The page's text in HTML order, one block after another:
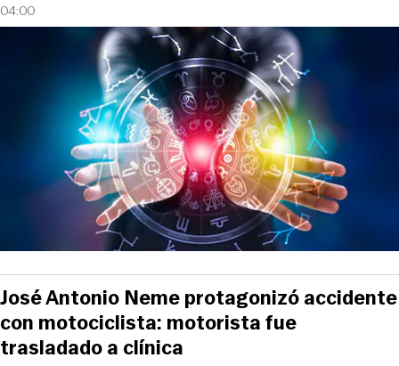
04:00
José Antonio Neme protagonizó accidente
con motociclista: motorista fue
trasladado a clínica